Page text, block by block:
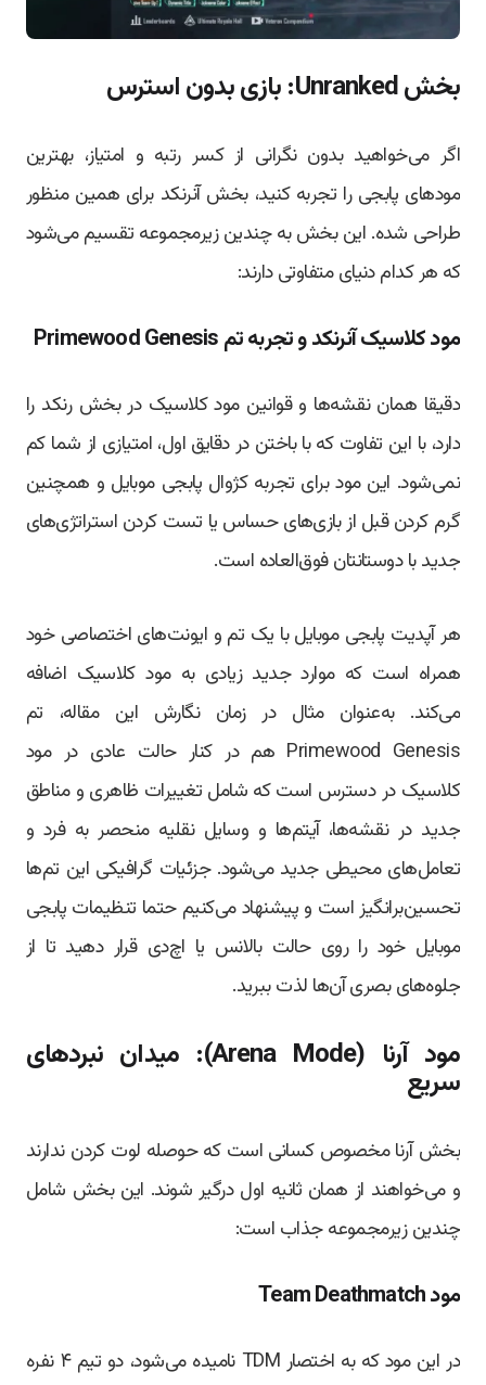
بخش Unranked: بازی بدون استرس
اگر می‌خواهید بدون نگرانی از کسر رتبه و امتیاز، بهترین
مودهای پابجی را تجربه کنید، بخش آنرنکد برای همین منظور
طراحی شده. این بخش به چندین زیرمجموعه تقسیم می‌شود
که هر کدام دنیای متفاوتی دارند:
مود کلاسیک آنرنکد و تجربه تم Primewood Genesis
دقیقا همان نقشه‌ها و قوانین مود کلاسیک در بخش رنکد را
دارد، با این تفاوت که با باختن در دقایق اول، امتیازی از شما کم
نمی‌شود. این مود برای تجربه کژوال پابجی موبایل و همچنین
گرم کردن قبل از بازی‌های حساس یا تست کردن استراتژی‌های
جدید با دوستانتان فوق‌العاده است.
هر آپدیت پابجی موبایل با یک تم و ایونت‌های اختصاصی خود
همراه است که موارد جدید زیادی به مود کلاسیک اضافه
می‌کند. به‌عنوان مثال در زمان نگارش این مقاله، تم
Primewood Genesis هم در کنار حالت عادی در مود
کلاسیک در دسترس است که شامل تغییرات ظاهری و مناطق
جدید در نقشه‌ها، آیتم‌ها و وسایل نقلیه منحصر به فرد و
تعامل‌های محیطی جدید می‌شود. جزئیات گرافیکی این تم‌ها
تحسین‌‌برانگیز است و پیشنهاد می‌کنیم حتما تنظیمات پابجی
موبایل خود را روی حالت بالانس یا اچ‌دی قرار دهید تا از
جلوه‌های بصری آن‌ها لذت ببرید.
مود آرنا (Arena Mode): میدان نبردهای
سریع
بخش آرنا مخصوص کسانی است که حوصله لوت کردن ندارند
و می‌خواهند از همان ثانیه اول درگیر شوند. این بخش شامل
چندین زیرمجموعه جذاب است:
مود Team Deathmatch
در این مود که به اختصار TDM نامیده می‌شود، دو تیم ۴ نفره